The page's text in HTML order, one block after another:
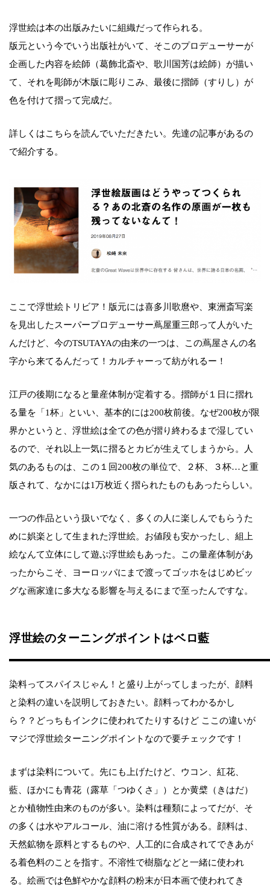
浮世絵は本の出版みたいに組織だって作られる。
版元という今でいう出版社がいて、そこのプロデューサーが
企画した内容を絵師（葛飾北斎や、歌川国芳は絵師）が描い
て、それを彫師が木版に彫りこみ、最後に摺師（すりし）が
色を付けて摺って完成だ。
詳しくはこちらを読んでいただきたい。先達の記事があるの
で紹介する。
ここで浮世絵トリビア！版元には喜多川歌麿や、東洲斎写楽
を見出したスーパープロデューサー蔦屋重三郎って人がいた
んだけど、今のTSUTAYAの由来の一つは、この蔦屋さんの名
字から来てるんだって！カルチャーって紡がれるー！
江戸の後期になると量産体制が定着する。摺師が１日に摺れ
る量を「1杯」といい、基本的には200枚前後。なぜ200枚が限
界かというと、浮世絵は全ての色が摺り終わるまで湿してい
るので、それ以上一気に摺るとカビが生えてしまうから。人
気のあるものは、この１回200枚の単位で、２杯、３杯…と重
版されて、なかには1万枚近く摺られたものもあったらしい。
一つの作品という扱いでなく、多くの人に楽しんでもらうた
めに娯楽として生まれた浮世絵。お値段も安かったし、組上
絵なんて立体にして遊ぶ浮世絵もあった。この量産体制があ
ったからこそ、ヨーロッパにまで渡ってゴッホをはじめビッ
グな画家達に多大なる影響を与えるにまで至ったんですな。
浮世絵のターニングポイントはベロ藍
染料ってスパイスじゃん！と盛り上がってしまったが、顔料
と染料の違いを説明しておきたい。顔料ってわかるかし
ら？？どっちもインクに使われてたりするけど ここの違いが
マジで浮世絵ターニングポイントなので要チェックです！
まずは染料について。先にも上げたけど、ウコン、紅花、
藍、ほかにも青花（露草「つゆくさ」）とか黄檗（きはだ）
とか植物性由来のものが多い。染料は種類によってだが、そ
の多くは水やアルコール、油に溶ける性質がある。顔料は、
天然鉱物を原料とするものや、人工的に合成されてできあが
る着色料のことを指す。不溶性で樹脂などと一緒に使われ
る。絵画では色鮮やかな顔料の粉末が日本画で使われてき